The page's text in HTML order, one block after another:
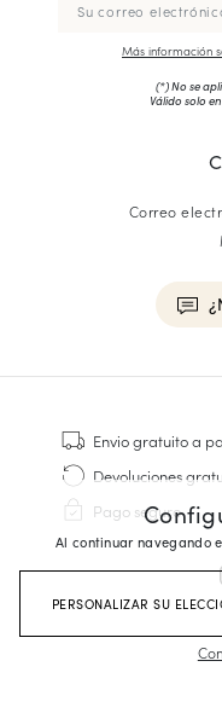
Al continuar navegando
PERSONALIZAR SU
Más información
(*) No se
Válido solo
Correo
Zapatillas
Cosido Goodyear
Derbies y Richelieu
Zapatos Richelieu
Mocasines
Sandalias y Alpargatas
Maletines Business
Zapatillas Blancas
Envio gratuitoa
Devoluciones
Pago seguro